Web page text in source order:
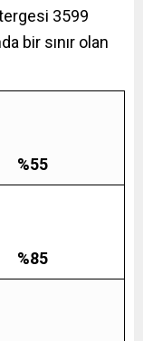
3599
bir sınır olan
%55
%85